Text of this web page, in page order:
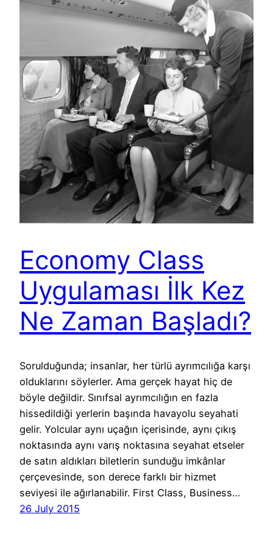
Economy Class
Uygulaması İlk Kez
Ne Zaman Başladı?
Sorulduğunda; insanlar, her türlü ayrımcılığa karşı
olduklarını söylerler. Ama gerçek hayat hiç de
böyle değildir. Sınıfsal ayrımcılığın en fazla
hissedildiği yerlerin başında havayolu seyahati
gelir. Yolcular aynı uçağın içerisinde, aynı çıkış
noktasında aynı varış noktasına seyahat etseler
de satın aldıkları biletlerin sunduğu imkânlar
çerçevesinde, son derece farklı bir hizmet
seviyesi ile ağırlanabilir. First Class, Business…
26 July 2015